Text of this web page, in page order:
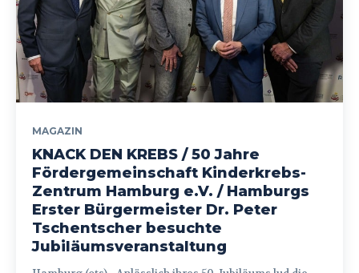
MAGAZIN
KNACK DEN KREBS / 50 Jahre
Fördergemeinschaft Kinderkrebs-
Zentrum Hamburg e.V. / Hamburgs
Erster Bürgermeister Dr. Peter
Tschentscher besuchte
Jubiläumsveranstaltung